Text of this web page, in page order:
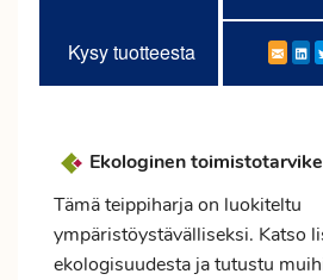
Kysy tuotteesta
Ekologinen
Tämä teippiharja on luokiteltu
ympäristöystävälliseksi. Katso
ekologisuudesta ja tutustu